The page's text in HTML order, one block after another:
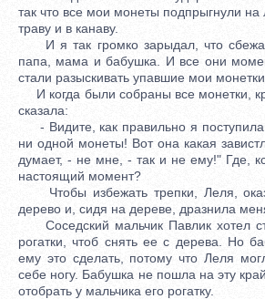
так что все мои монеты подпрыгнули
траву и в канаву.
И я так громко зарыдал, что
папа, мама и бабушка. И все они
стали разыскивать упавшие мои монетки.
И когда были собраны все монетки,
сказала:
- Видите, как правильно я
ни одной монеты! Вот она какая
думает, - не мне, - так и не ему!" Где,
настоящий момент?
Чтобы избежать трепки, Леля,
дерево и, сидя на дереве, дразнила
Соседский мальчик Павлик хотел
рогатки, чтоб снять ее с дерева. Но
ему это сделать, потому что Леля
себе ногу. Бабушка не пошла на эту
отобрать у мальчика его рогатку.